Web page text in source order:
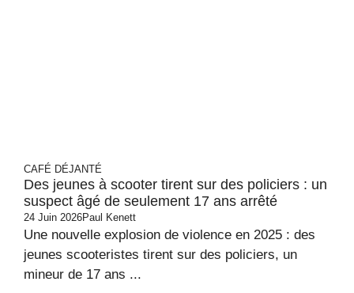
CAFÉ DÉJANTÉ
Des jeunes à scooter tirent sur des policiers : un
suspect âgé de seulement 17 ans arrêté
24 Juin 2026Paul Kenett
Une nouvelle explosion de violence en 2025 : des
jeunes scooteristes tirent sur des policiers, un
mineur de 17 ans ...